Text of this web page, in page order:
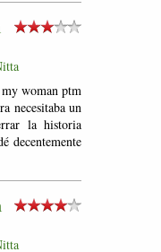
my woman ptm
necesitaba un
la historia
decentemente